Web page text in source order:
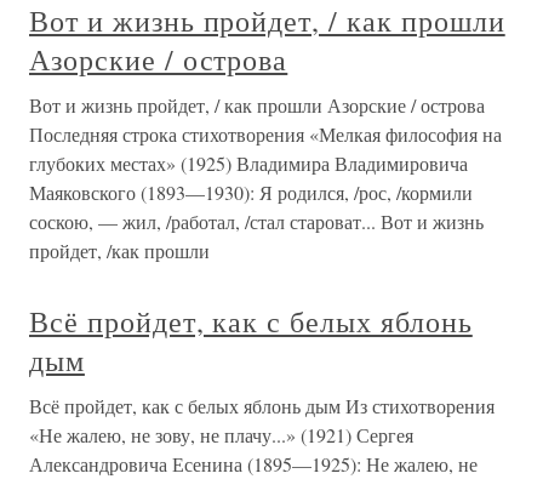
Вот и жизнь пройдет, / как прошли
Азорские / острова
Вот и жизнь пройдет, / как прошли Азорские / острова
Последняя строка стихотворения «Мелкая философия на
глубоких местах» (1925) Владимира Владимировича
Маяковского (1893—1930): Я родился, /рос, /кормили
соскою, — жил, /работал, /стал староват... Вот и жизнь
пройдет, /как прошли
Всё пройдет, как с белых яблонь
дым
Всё пройдет, как с белых яблонь дым Из стихотворения
«Не жалею, не зову, не плачу...» (1921) Сергея
Александровича Есенина (1895—1925): Не жалею, не